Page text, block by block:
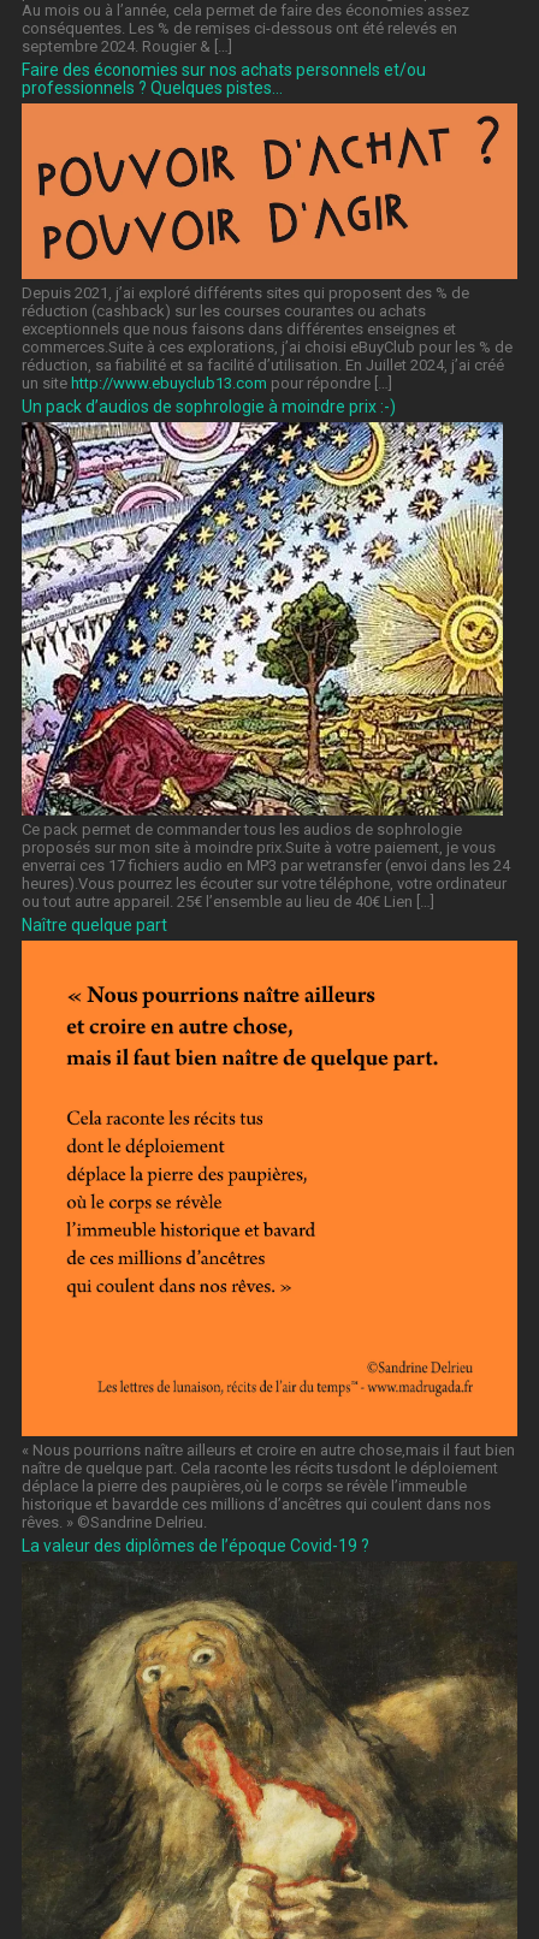
Au mois ou à l’année, cela permet de faire des économies assez
conséquentes. Les % de remises ci-dessous ont été relevés en
septembre 2024. Rougier & […]
Faire des économies sur nos achats personnels et/ou
professionnels ? Quelques pistes…
Depuis 2021, j’ai exploré différents sites qui proposent des % de
réduction (cashback) sur les courses courantes ou achats
exceptionnels que nous faisons dans différentes enseignes et
commerces.Suite à ces explorations, j’ai choisi eBuyClub pour les % de
réduction, sa fiabilité et sa facilité d’utilisation. En Juillet 2024, j’ai créé
un site http://www.ebuyclub13.com pour répondre […]
Un pack d’audios de sophrologie à moindre prix :-)
Ce pack permet de commander tous les audios de sophrologie
proposés sur mon site à moindre prix.Suite à votre paiement, je vous
enverrai ces 17 fichiers audio en MP3 par wetransfer (envoi dans les 24
heures).Vous pourrez les écouter sur votre téléphone, votre ordinateur
ou tout autre appareil. 25€ l’ensemble au lieu de 40€ Lien […]
Naître quelque part
« Nous pourrions naître ailleurs et croire en autre chose,mais il faut bien
naître de quelque part. Cela raconte les récits tusdont le déploiement
déplace la pierre des paupières,où le corps se révèle l’immeuble
historique et bavardde ces millions d’ancêtres qui coulent dans nos
rêves. » ©️Sandrine Delrieu.
La valeur des diplômes de l’époque Covid-19 ?